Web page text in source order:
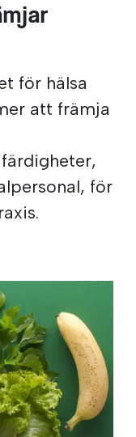
för hälsa
att främja
för